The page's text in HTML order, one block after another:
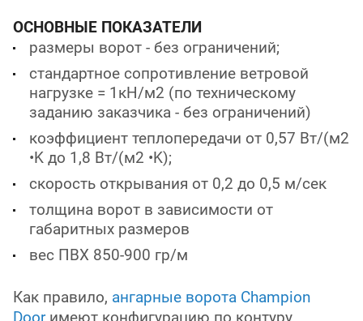
ОСНОВНЫЕ ПОКАЗАТЕЛИ
размеры ворот - без ограничений;
стандартное сопротивление ветровой
нагрузке = 1кН/м2 (по техническому
заданию заказчика - без ограничений)
коэффициент теплопередачи от 0,57 Вт/(м2
•K до 1,8 Вт/(м2 •K);
скорость открывания от 0,2 до 0,5 м/сек
толщина ворот в зависимости от
габаритных размеров
вес ПВХ 850-900 гр/м
Как правило, ангарные ворота Champion